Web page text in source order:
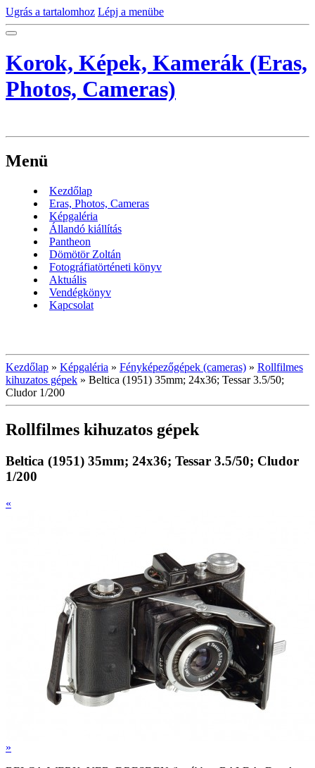
Ugrás a tartalomhoz Lépj a menübe
Korok, Képek, Kamerák (Eras,
Photos, Cameras)
Menü
Kezdőlap
Eras, Photos, Cameras
Képgaléria
Állandó kiállítás
Pantheon
Dömötör Zoltán
Fotográfiatörténeti könyv
Aktuális
Vendégkönyv
Kapcsolat
Kezdőlap » Képgaléria » Fényképezőgépek (cameras) » Rollfilmes
kihuzatos gépek » Beltica (1951) 35mm; 24x36; Tessar 3.5/50;
Cludor 1/200
Rollfilmes kihuzatos gépek
Beltica (1951) 35mm; 24x36; Tessar 3.5/50; Cludor
1/200
«
»